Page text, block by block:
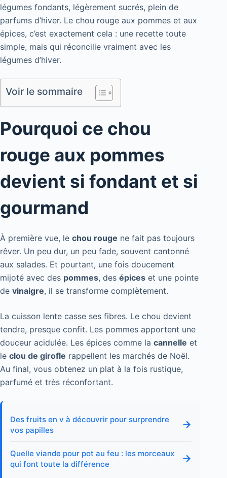
légumes fondants, légèrement sucrés, plein de
parfums d’hiver. Le chou rouge aux pommes et aux
épices, c’est exactement cela : une recette toute
simple, mais qui réconcilie vraiment avec les
légumes d’hiver.
Voir le sommaire
Pourquoi ce chou
rouge aux pommes
devient si fondant et si
gourmand
À première vue, le chou rouge ne fait pas toujours
rêver. Un peu dur, un peu fade, souvent cantonné
aux salades. Et pourtant, une fois doucement
mijoté avec des pommes, des épices et une pointe
de vinaigre, il se transforme complètement.
La cuisson lente casse ses fibres. Le chou devient
tendre, presque confit. Les pommes apportent une
douceur acidulée. Les épices comme la cannelle et
le clou de girofle rappellent les marchés de Noël.
Au final, vous obtenez un plat à la fois rustique,
parfumé et très réconfortant.
Des fruits en v à découvrir pour surprendre
vos papilles
→
Quelle viande pour pot au feu : les morceaux
qui font toute la différence
→